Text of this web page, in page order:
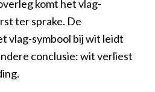
komt het vlag-
ter sprake. De
vlag-symbool bij wit leidt
conclusie: wit verliest